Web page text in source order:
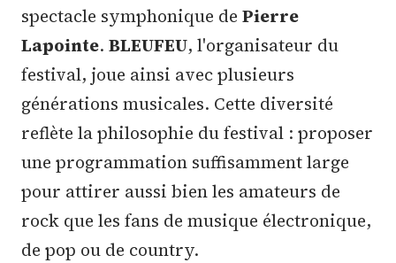
spectacle symphonique de Pierre
Lapointe. BLEUFEU, l'organisateur du
festival, joue ainsi avec plusieurs
générations musicales. Cette diversité
reflète la philosophie du festival : proposer
une programmation suffisamment large
pour attirer aussi bien les amateurs de
rock que les fans de musique électronique,
de pop ou de country.